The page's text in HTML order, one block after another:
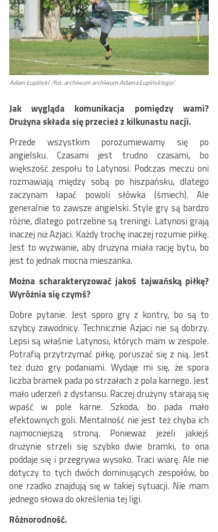
Adam Łupiński /fot. archiwum archiwum Adama Łupińskiego/
Jak wygląda komunikacja pomiędzy wami?
Drużyna składa się przecież z kilkunastu nacji.
Przede wszystkim porozumiewamy się po
angielsku. Czasami jest trudno czasami, bo
większość zespołu to Latynosi. Podczas meczu oni
rozmawiają między sobą po hiszpańsku, dlatego
zaczynam łapać powoli słówka (śmiech). Ale
generalnie to zawsze angielski. Style gry są bardzo
różne, dlatego potrzebne są treningi. Latynosi grają
inaczej niż Azjaci. Każdy trochę inaczej rozumie piłkę.
Jest to wyzwanie, aby drużyna miała rację bytu, bo
jest to jednak mocna mieszanka.
Można scharakteryzować jakoś tajwańską piłkę?
Wyróżnia się czymś?
Dobre pytanie. Jest sporo gry z kontry, bo są to
szybcy zawodnicy. Technicznie Azjaci nie są dobrzy.
Lepsi są właśnie Latynosi, których mam w zespole.
Potrafią przytrzymać piłkę, poruszać się z nią. Jest
też dużo gry podaniami. Wydaje mi się, że spora
liczba bramek pada po strzałach z pola karnego. Jest
mało uderzeń z dystansu. Raczej drużyny starają się
wpaść w pole karne. Szkoda, bo pada mało
efektownych goli. Mentalność nie jest też chyba ich
najmocniejszą stroną. Ponieważ jeżeli jakiejś
drużynie strzeli się szybko dwie bramki, to ona
poddaje się i przegrywa wysoko. Traci wiarę. Ale nie
dotyczy to tych dwóch dominujących zespołów, bo
one rzadko znajdują się w takiej sytuacji. Nie mam
jednego słowa do określenia tej ligi.
Różnorodność.